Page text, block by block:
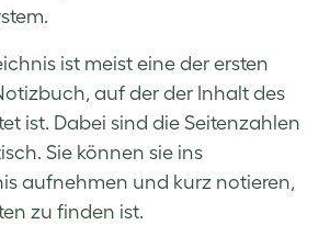
ist meist eine der ersten
auf der der Inhalt des
ist. Dabei sind die Seitenzahlen
Sie können sie ins
aufnehmen und kurz notieren,
zu finden ist.